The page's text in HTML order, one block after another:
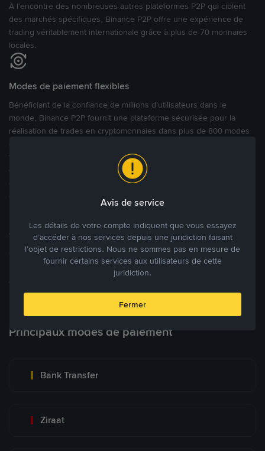
À l’encontre des nombreuses autres plateformes P2P qui ciblent
des marchés spécifiques, Binance P2P offre une expérience de
trading véritablement internationale grâce à plus de 70 monnaies
locales.
Modes de paiement flexibles
Bénéficiant de la confiance de millions d’utilisateurs dans le
monde, Binance P2P fournit une plateforme sécurisée pour la
réalisation de trades en cryptomonnaies dans plus de 800 modes
facilement acheter, vendre et trader des cryptomonnaies
directement avec d’autres utilisateurs, tout en définissant leurs prix
et leurs modes de paiement préférés sur une Marketplace de
Tradez à des prix avantageux pour vous
Tradez des cryptos en étant libres d’acheter et de vendre à votre
prix. Achetez ou vendez à partir des offres existantes, ou créez
Blog P2P Voir plus
Principaux modes de paiement
Bank Transfer
Ziraat
Avis de service
Les détails de votre compte indiquent que vous essayez
d’accéder à nos services depuis une juridiction faisant
l’objet de restrictions. Nous ne sommes pas en mesure de
fournir certains services aux utilisateurs de cette
juridiction.
Fermer